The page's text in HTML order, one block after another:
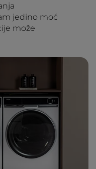
jedino moć
može